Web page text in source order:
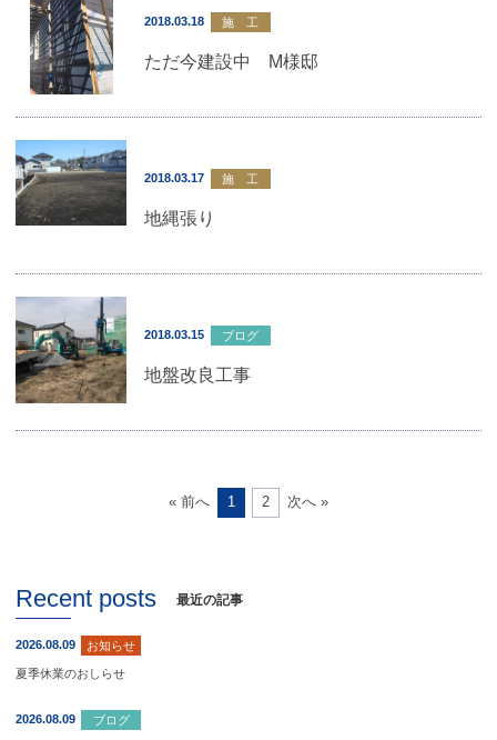
2018.03.18 施 工
ただ今建設中 M様邸
2018.03.17 施 工
地縄張り
2018.03.15 ブログ
地盤改良工事
« 前へ 1 2 次へ »
Recent posts 最近の記事
2026.08.09 お知らせ
夏季休業のおしらせ
2026.08.09 ブログ